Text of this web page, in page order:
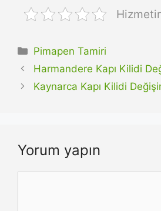
Kategoriler
Pimapen Tamiri
Harmandere Kapı Kilidi
Kaynarca Kapı Kilidi
Yorum yapın